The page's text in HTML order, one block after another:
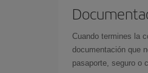
Cuando termines la
documentación que
pasaporte, seguro o